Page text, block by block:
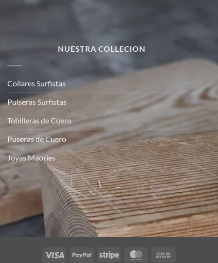
NUESTRA COLLECION
Collares Surfistas
Pulseras Surfistas
Tobilleras de Cuero
Puseras de Cuero
Joyas Maories
Visa PayPal Stripe MasterCard